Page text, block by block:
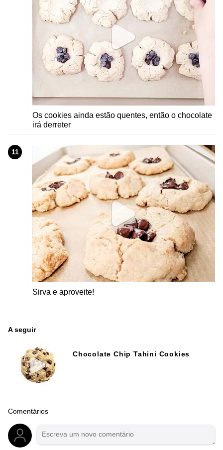
Os cookies ainda estão quentes, então o chocolate
irá derreter
11
Sirva e aproveite!
A seguir
Chocolate Chip Tahini Cookies
Comentários